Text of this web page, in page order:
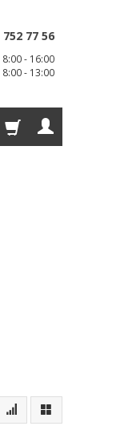
77 56
8:00 - 16:00
- 13:00